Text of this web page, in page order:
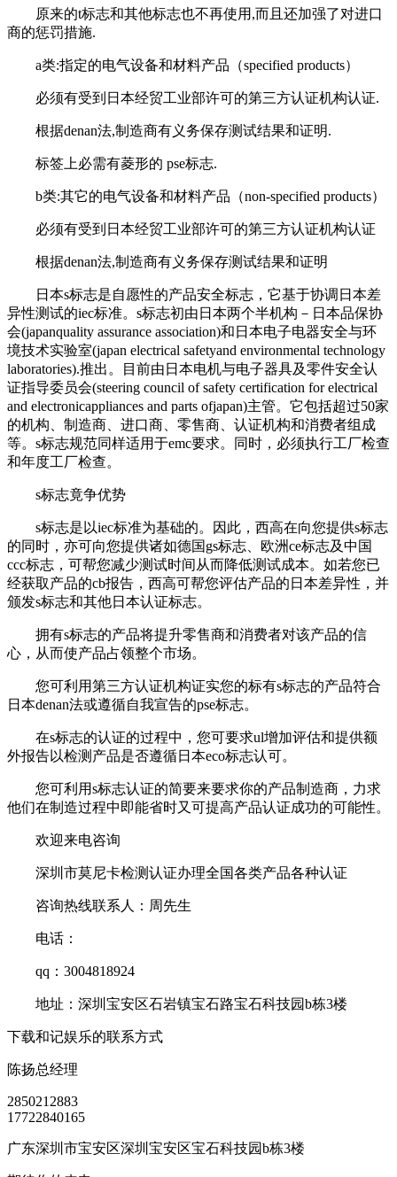
原来的t标志和其他标志也不再使用,而且还加强了对进口
商的惩罚措施.
a类:指定的电气设备和材料产品（specified products）
必须有受到日本经贸工业部许可的第三方认证机构认证.
根据denan法,制造商有义务保存测试结果和证明.
标签上必需有菱形的 pse标志.
b类:其它的电气设备和材料产品（non-specified products）
必须有受到日本经贸工业部许可的第三方认证机构认证
根据denan法,制造商有义务保存测试结果和证明
日本s标志是自愿性的产品安全标志，它基于协调日本差
异性测试的iec标准。s标志初由日本两个半机构－日本品保协
会(japanquality assurance association)和日本电子电器安全与环
境技术实验室(japan electrical safetyand environmental technology
laboratories).推出。目前由日本电机与电子器具及零件安全认
证指导委员会(steering council of safety certification for electrical
and electronicappliances and parts ofjapan)主管。它包括超过50家
的机构、制造商、进口商、零售商、认证机构和消费者组成
等。s标志规范同样适用于emc要求。同时，必须执行工厂检查
和年度工厂检查。
s标志竟争优势
s标志是以iec标准为基础的。因此，西高在向您提供s标志
的同时，亦可向您提供诸如德国gs标志、欧洲ce标志及中国
ccc标志，可帮您减少测试时间从而降低测试成本。如若您已
经获取产品的cb报告，西高可帮您评估产品的日本差异性，并
颁发s标志和其他日本认证标志。
拥有s标志的产品将提升零售商和消费者对该产品的信
心，从而使产品占领整个市场。
您可利用第三方认证机构证实您的标有s标志的产品符合
日本denan法或遵循自我宣告的pse标志。
在s标志的认证的过程中，您可要求ul增加评估和提供额
外报告以检测产品是否遵循日本eco标志认可。
您可利用s标志认证的简要来要求你的产品制造商，力求
他们在制造过程中即能省时又可提高产品认证成功的可能性。
欢迎来电咨询
深圳市莫尼卡检测认证办理全国各类产品各种认证
咨询热线联系人：周先生
电话：
qq：3004818924
地址：深圳宝安区石岩镇宝石路宝石科技园b栋3楼
下载和记娱乐的联系方式
陈扬总经理
2850212883
17722840165
广东深圳市宝安区深圳宝安区宝石科技园b栋3楼